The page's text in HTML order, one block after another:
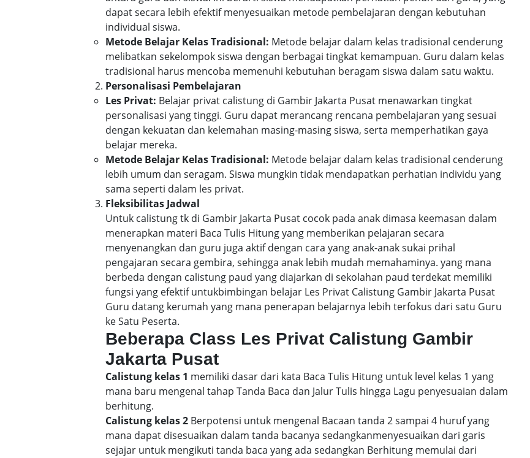
dapat secara lebih efektif menyesuaikan metode pembelajaran dengan kebutuhan
individual siswa.
Metode Belajar Kelas Tradisional: Metode belajar dalam kelas tradisional cenderung
melibatkan sekelompok siswa dengan berbagai tingkat kemampuan. Guru dalam kelas
tradisional harus mencoba memenuhi kebutuhan beragam siswa dalam satu waktu.
Personalisasi Pembelajaran
Les Privat: Belajar privat calistung di Gambir Jakarta Pusat menawarkan tingkat
personalisasi yang tinggi. Guru dapat merancang rencana pembelajaran yang sesuai
dengan kekuatan dan kelemahan masing-masing siswa, serta memperhatikan gaya
belajar mereka.
Metode Belajar Kelas Tradisional: Metode belajar dalam kelas tradisional cenderung
lebih umum dan seragam. Siswa mungkin tidak mendapatkan perhatian individu yang
sama seperti dalam les privat.
Fleksibilitas Jadwal
Untuk calistung tk di Gambir Jakarta Pusat cocok pada anak dimasa keemasan dalam
menerapkan materi Baca Tulis Hitung yang memberikan pelajaran secara
menyenangkan dan guru juga aktif dengan cara yang anak-anak sukai prihal
pengajaran secara gembira, sehingga anak lebih mudah memahaminya. yang mana
berbeda dengan calistung paud yang diajarkan di sekolahan paud terdekat memiliki
fungsi yang efektif untukbimbingan belajar Les Privat Calistung Gambir Jakarta Pusat
Guru datang kerumah yang mana penerapan belajarnya lebih terfokus dari satu Guru
ke Satu Peserta.
Beberapa Class Les Privat Calistung Gambir
Jakarta Pusat
Calistung kelas 1 memiliki dasar dari kata Baca Tulis Hitung untuk level kelas 1 yang
mana baru mengenal tahap Tanda Baca dan Jalur Tulis hingga Lagu penyesuaian dalam
berhitung.
Calistung kelas 2 Berpotensi untuk mengenal Bacaan tanda 2 sampai 4 huruf yang
mana dapat disesuaikan dalam tanda bacanya sedangkanmenyesuaikan dari garis
sejajar untuk mengikuti tanda baca yang ada sedangkan Berhitung memulai dari